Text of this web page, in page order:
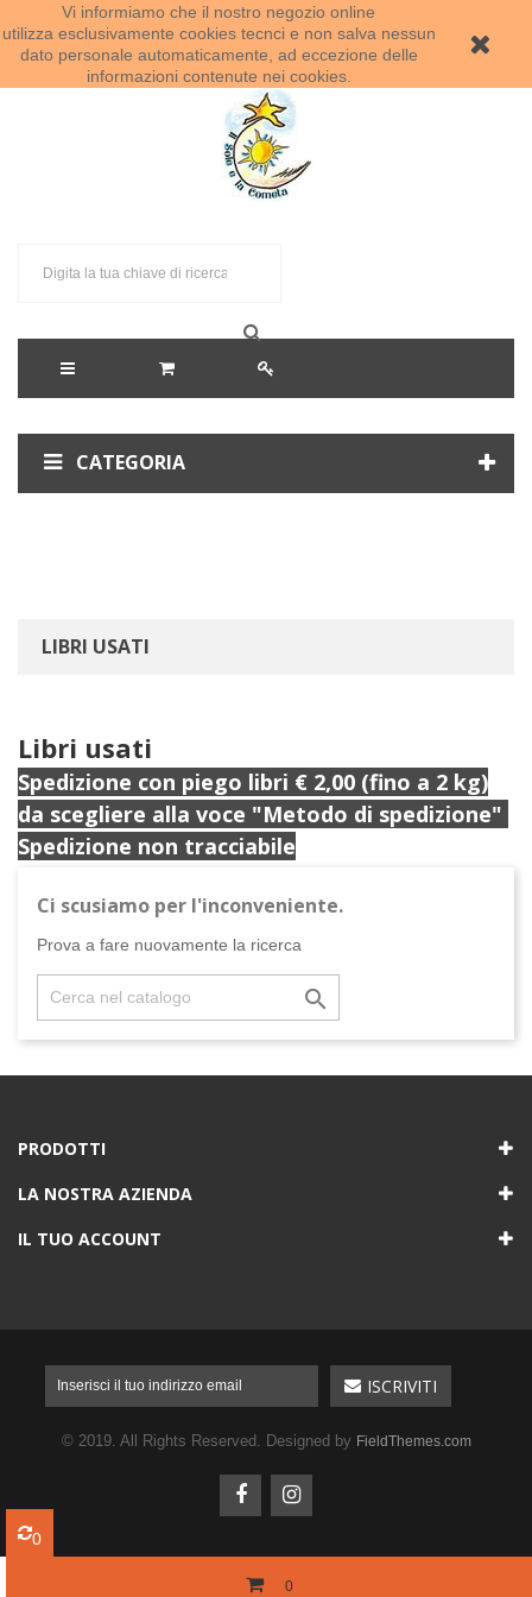
Vi informiamo che il nostro negozio online
utilizza esclusivamente cookies tecnci e non salva nessun
dato personale automaticamente, ad eccezione delle
informazioni contenute nei cookies.
Benvenuti al Sole e la Cometa!
CATEGORIA
LIBRI USATI
Libri usati
Spedizione con piego libri € 2,00 (fino a 2 kg)
da scegliere alla voce "Metodo di spedizione"
Spedizione non tracciabile
Ci scusiamo per l'inconveniente.
Prova a fare nuovamente la ricerca

PRODOTTI
LA NOSTRA AZIENDA
IL TUO ACCOUNT
© 2019. All Rights Reserved. Designed by FieldThemes.com
0
0